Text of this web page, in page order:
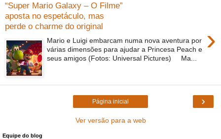
“Super Mario Galaxy – O Filme”
aposta no espetáculo, mas
perde o charme do original
›
Mario e Luigi embarcam numa nova aventura por
várias dimensões para ajudar a Princesa Peach e
seus amigos (Fotos: Universal Pictures) Ma...
›
Página inicial
Ver versão para a web
Equipe do blog